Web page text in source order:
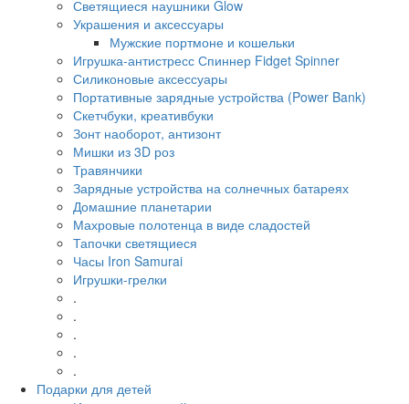
Светящиеся наушники Glow
Украшения и аксессуары
Мужские портмоне и кошельки
Игрушка-антистресс Спиннер Fidget Spinner
Силиконовые аксессуары
Портативные зарядные устройства (Power Bank)
Скетчбуки, креативбуки
Зонт наоборот, антизонт
Мишки из 3D роз
Травянчики
Зарядные устройства на солнечных батареях
Домашние планетарии
Махровые полотенца в виде сладостей
Тапочки светящиеся
Часы Iron Samurai
Игрушки-грелки
.
.
.
.
.
Подарки для детей